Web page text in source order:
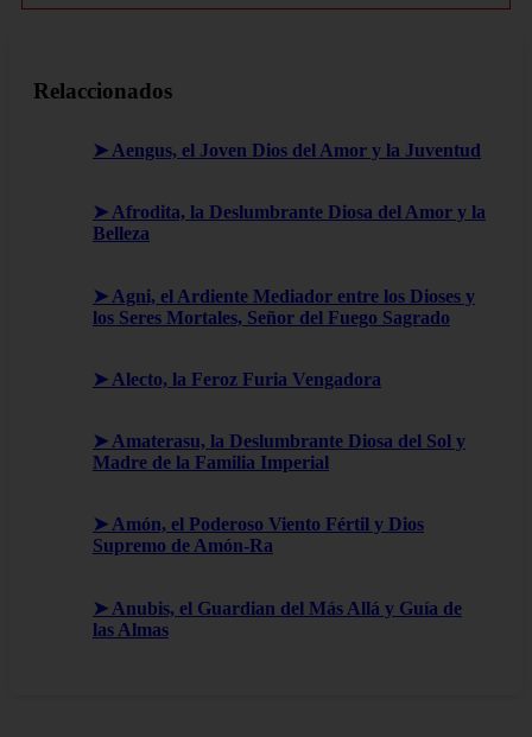
Relaccionados
➤ Aengus, el Joven Dios del Amor y la Juventud
➤ Afrodita, la Deslumbrante Diosa del Amor y la
Belleza
➤ Agni, el Ardiente Mediador entre los Dioses y
los Seres Mortales, Señor del Fuego Sagrado
➤ Alecto, la Feroz Furia Vengadora
➤ Amaterasu, la Deslumbrante Diosa del Sol y
Madre de la Familia Imperial
➤ Amón, el Poderoso Viento Fértil y Dios
Supremo de Amón-Ra
➤ Anubis, el Guardian del Más Allá y Guía de
las Almas